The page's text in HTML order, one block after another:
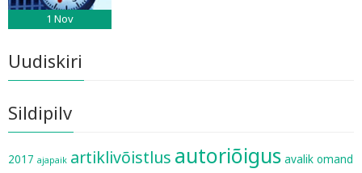
1 Nov
Uudiskiri
Sildipilv
2017 ajapaik artiklivõistlus autoriõigus avalik omand